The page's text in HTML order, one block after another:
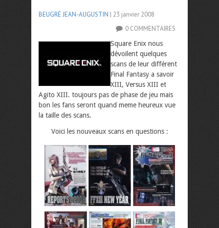
BEUGRÉ JEAN-AUGUSTIN | 23 janvier 2008
0 COMMENTAIRES
Square Enix nous
dévoilent quelques
scans de leur différent
Final Fantasy a savoir
XIII, Versus XIII et
Agito XIII. toujours pas de phase de jeu mais
bon les fans seront quand meme heureux vue
la taille des scans.
Voici les nouveaux scans en questions :